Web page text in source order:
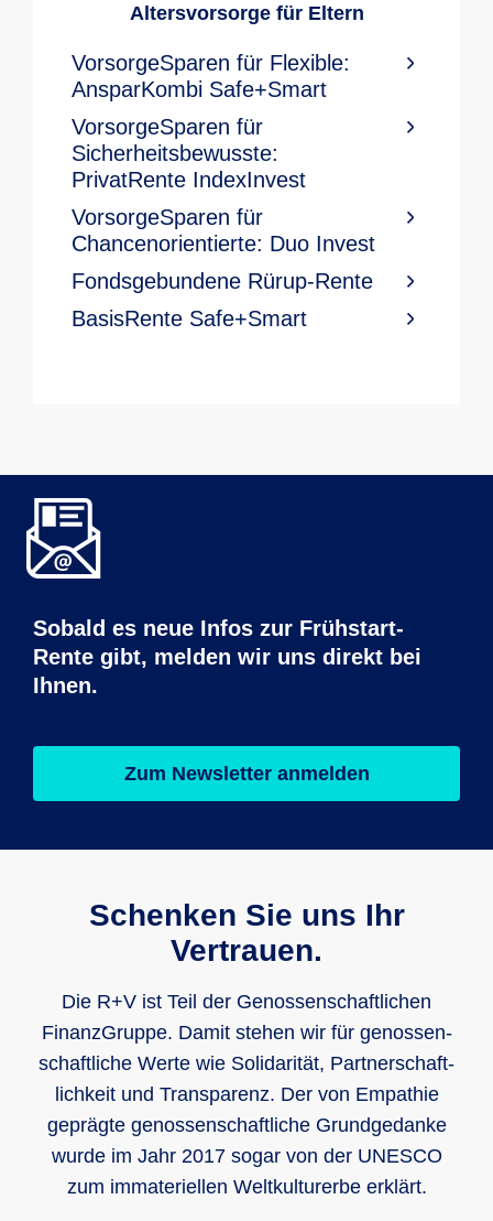
Altersvorsorge für Eltern
VorsorgeSparen für Flexible:
AnsparKombi Safe+Smart
VorsorgeSparen für
Sicherheitsbewusste:
PrivatRente IndexInvest
VorsorgeSparen für
Chancenorientierte: Duo Invest
Fondsgebundene Rürup-Rente
BasisRente Safe+Smart
Sobald es neue Infos zur Frühstart-
Rente gibt, melden wir uns direkt bei
Ihnen.
Zum Newsletter anmelden
Schenken Sie uns Ihr
Vertrauen.
Die R+V ist Teil der Genos­sen­schaft­lichen
Finanz­Gruppe. Damit stehen wir für genos­sen­
schaft­liche Werte wie Soli­darität, Part­ner­schaft­
lich­keit und Trans­parenz. Der von Empathie
geprägte genos­sen­schaft­liche Grund­gedanke
wurde im Jahr 2017 sogar von der UNESCO
zum imma­teri­ellen Welt­kultur­erbe erklärt.